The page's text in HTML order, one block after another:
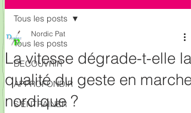
Tous les posts
DECOUVRIR
APPROFONDIR
S'ENTRAINER
Tous les posts
La vitesse dégrade-t-elle la
qualité du geste en marche
nordique ?
Nordic Pat